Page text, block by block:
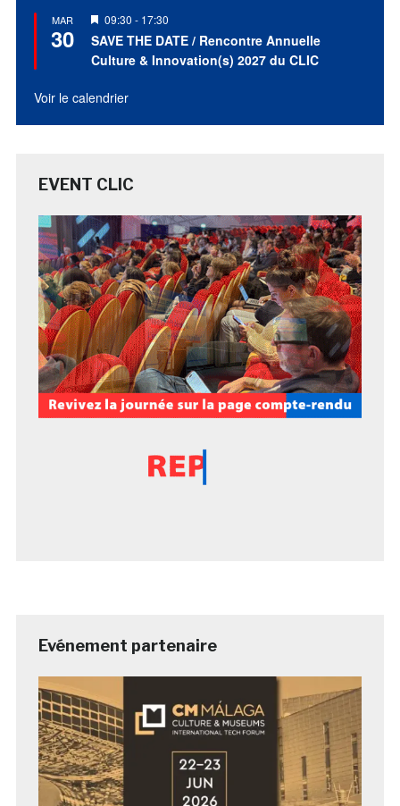
MAR
30
Mis
en
avant
09:30 - 17:30
SAVE THE DATE / Rencontre Annuelle
Culture & Innovation(s) 2027 du CLIC
Voir le calendrier
EVENT CLIC
Evénement partenaire